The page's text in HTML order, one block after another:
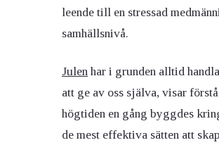
leende till en stressad
samhällsnivå.
Julen har i grunden alltid
att ge av oss själva, visar
högtiden en gång byggdes
de mest effektiva sätten att